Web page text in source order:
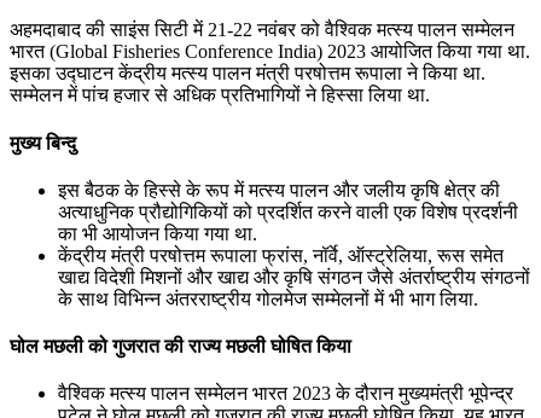
अहमदाबाद की साइंस सिटी में 21-22 नवंबर को वैश्विक मत्स्य पालन सम्मेलन
भारत (Global Fisheries Conference India) 2023 आयोजित किया गया था.
इसका उद्घाटन केंद्रीय मत्स्य पालन मंत्री परषोत्तम रूपाला ने किया था.
सम्मेलन में पांच हजार से अधिक प्रतिभागियों ने हिस्सा लिया था.
मुख्य बिन्दु
इस बैठक के हिस्से के रूप में मत्स्य पालन और जलीय कृषि क्षेत्र की
अत्याधुनिक प्रौद्योगिकियों को प्रदर्शित करने वाली एक विशेष प्रदर्शनी
का भी आयोजन किया गया था.
केंद्रीय मंत्री परषोत्तम रूपाला फ्रांस, नॉर्वे, ऑस्ट्रेलिया, रूस समेत
खाद्य विदेशी मिशनों और खाद्य और कृषि संगठन जैसे अंतर्राष्ट्रीय संगठनों
के साथ विभिन्न अंतरराष्ट्रीय गोलमेज सम्मेलनों में भी भाग लिया.
घोल मछली को गुजरात की राज्य मछली घोषित किया
वैश्विक मत्स्य पालन सम्मेलन भारत 2023 के दौरान मुख्यमंत्री भूपेन्द्र